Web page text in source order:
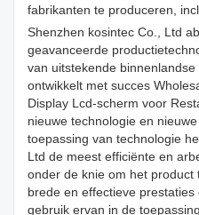
fabrikanten te produceren,
Shenzhen kosintec Co., Ltd
geavanceerde
van uitstekende
ontwikkelt met succes
Display Lcd-scherm voor
nieuwe technologie en
toepassing van technologie
Ltd de meest efficiënte en
onder de knie om het
brede en effectieve
gebruik ervan in de